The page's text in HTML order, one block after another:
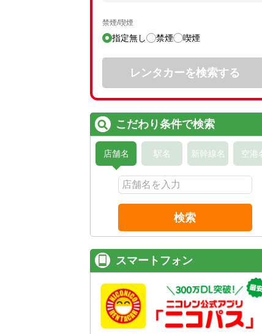
禁煙/喫煙
指定無し 禁煙 喫煙
レンタカーを検索する
こだわり条件で検索
店舗名 駅名 新幹線名 空港
検索
スマートフォン